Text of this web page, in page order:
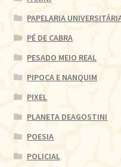
PAPELARIA
PÉ DE CABRA
PESADO MEIO REAL
PIPOCA E NANQUIM
PIXEL
PLANETA DEAGOSTINI
POESIA
POLICIAL